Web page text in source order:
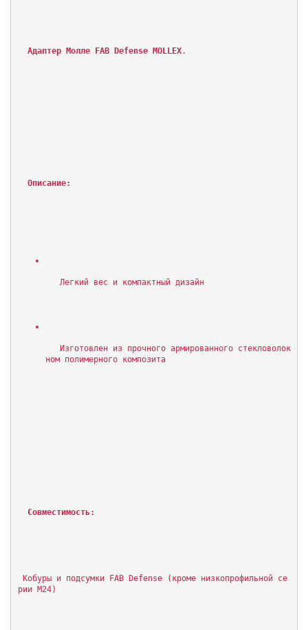
Адаптер Молле FAB Defense MOLLEX.
Описание:
   Легкий вес и компактный дизайн
ном полимерного композита
Совместимость:
рии M24)